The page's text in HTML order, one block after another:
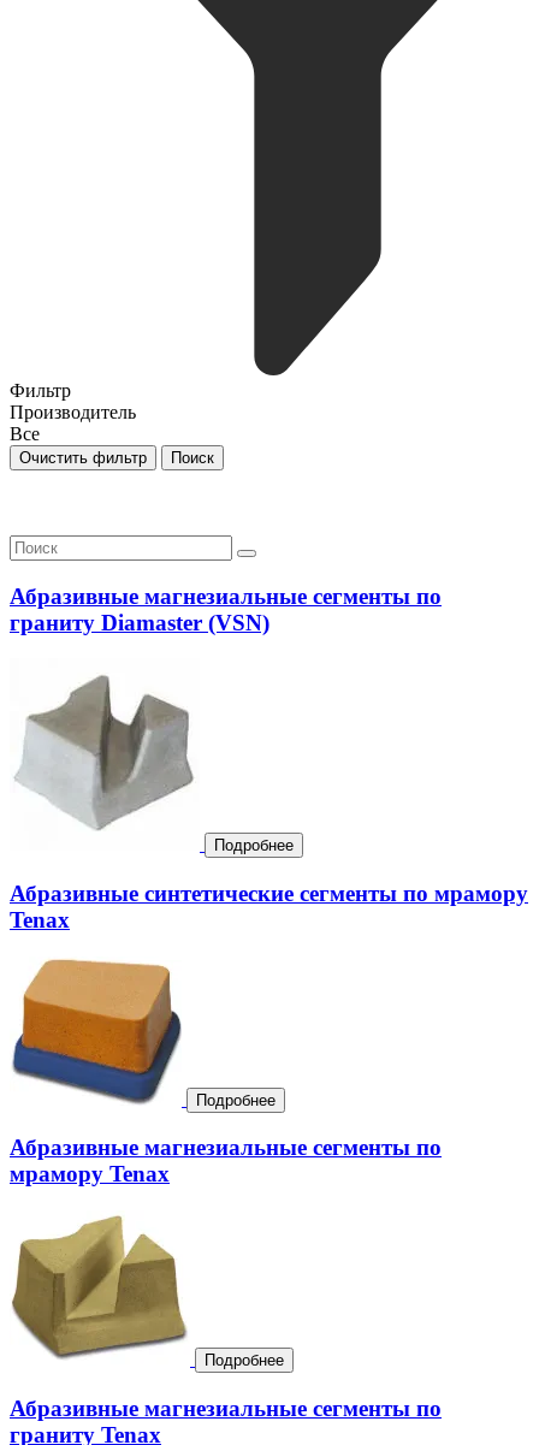
Фильтр
Производитель
Все
Абразивные магнезиальные сегменты по
граниту Diamaster (VSN)
Подробнее
Абразивные синтетические сегменты по мрамору
Tenax
Подробнее
Абразивные магнезиальные сегменты по
мрамору Tenax
Подробнее
Абразивные магнезиальные сегменты по
граниту Tenax